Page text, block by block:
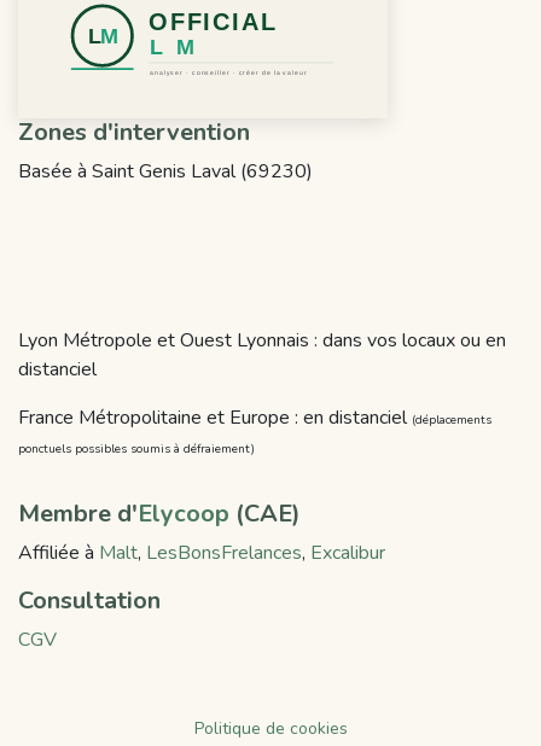
Zones d'intervention
Basée à Saint Genis Laval (69230)
Lyon Métropole et Ouest Lyonnais : dans vos locaux ou en
distanciel
France Métropolitaine et Europe : en distanciel (déplacements
ponctuels possibles soumis à défraiement)
Membre d'Elycoop (CAE)
Affiliée à Malt, LesBonsFrelances, Excalibur
Consultation
CGV
Politique de cookies